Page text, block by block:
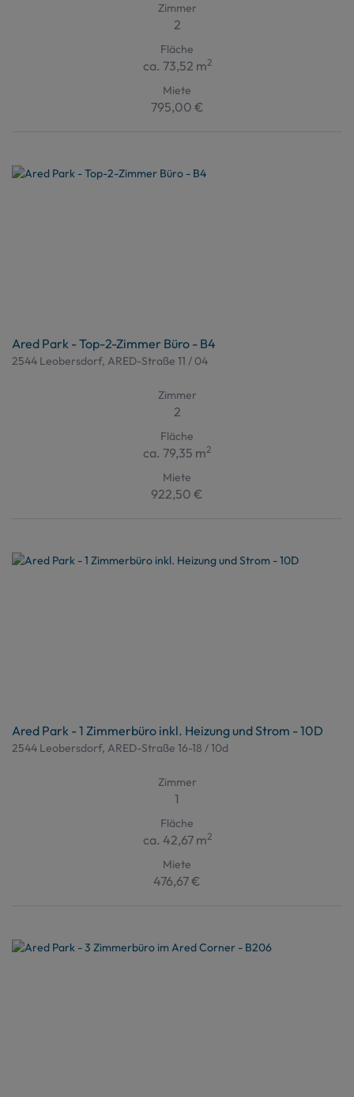
Zimmer
2
Fläche
ca. 73,52 m2
Miete
795,00 €
Ared Park - Top-2-Zimmer Büro - B4
2544 Leobersdorf, ARED-Straße 11 / 04
Zimmer
2
Fläche
ca. 79,35 m2
Miete
922,50 €
Ared Park - 1 Zimmerbüro inkl. Heizung und Strom - 10D
2544 Leobersdorf, ARED-Straße 16-18 / 10d
Zimmer
1
Fläche
ca. 42,67 m2
Miete
476,67 €